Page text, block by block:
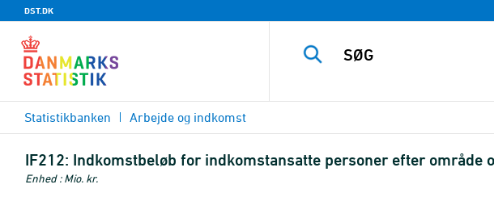
DST.DK
Statistikbanken Arbejde og indkomst
IF212: Indkomstbeløb for indkomstansatte personer efter område
Enhed : Mio. kr.